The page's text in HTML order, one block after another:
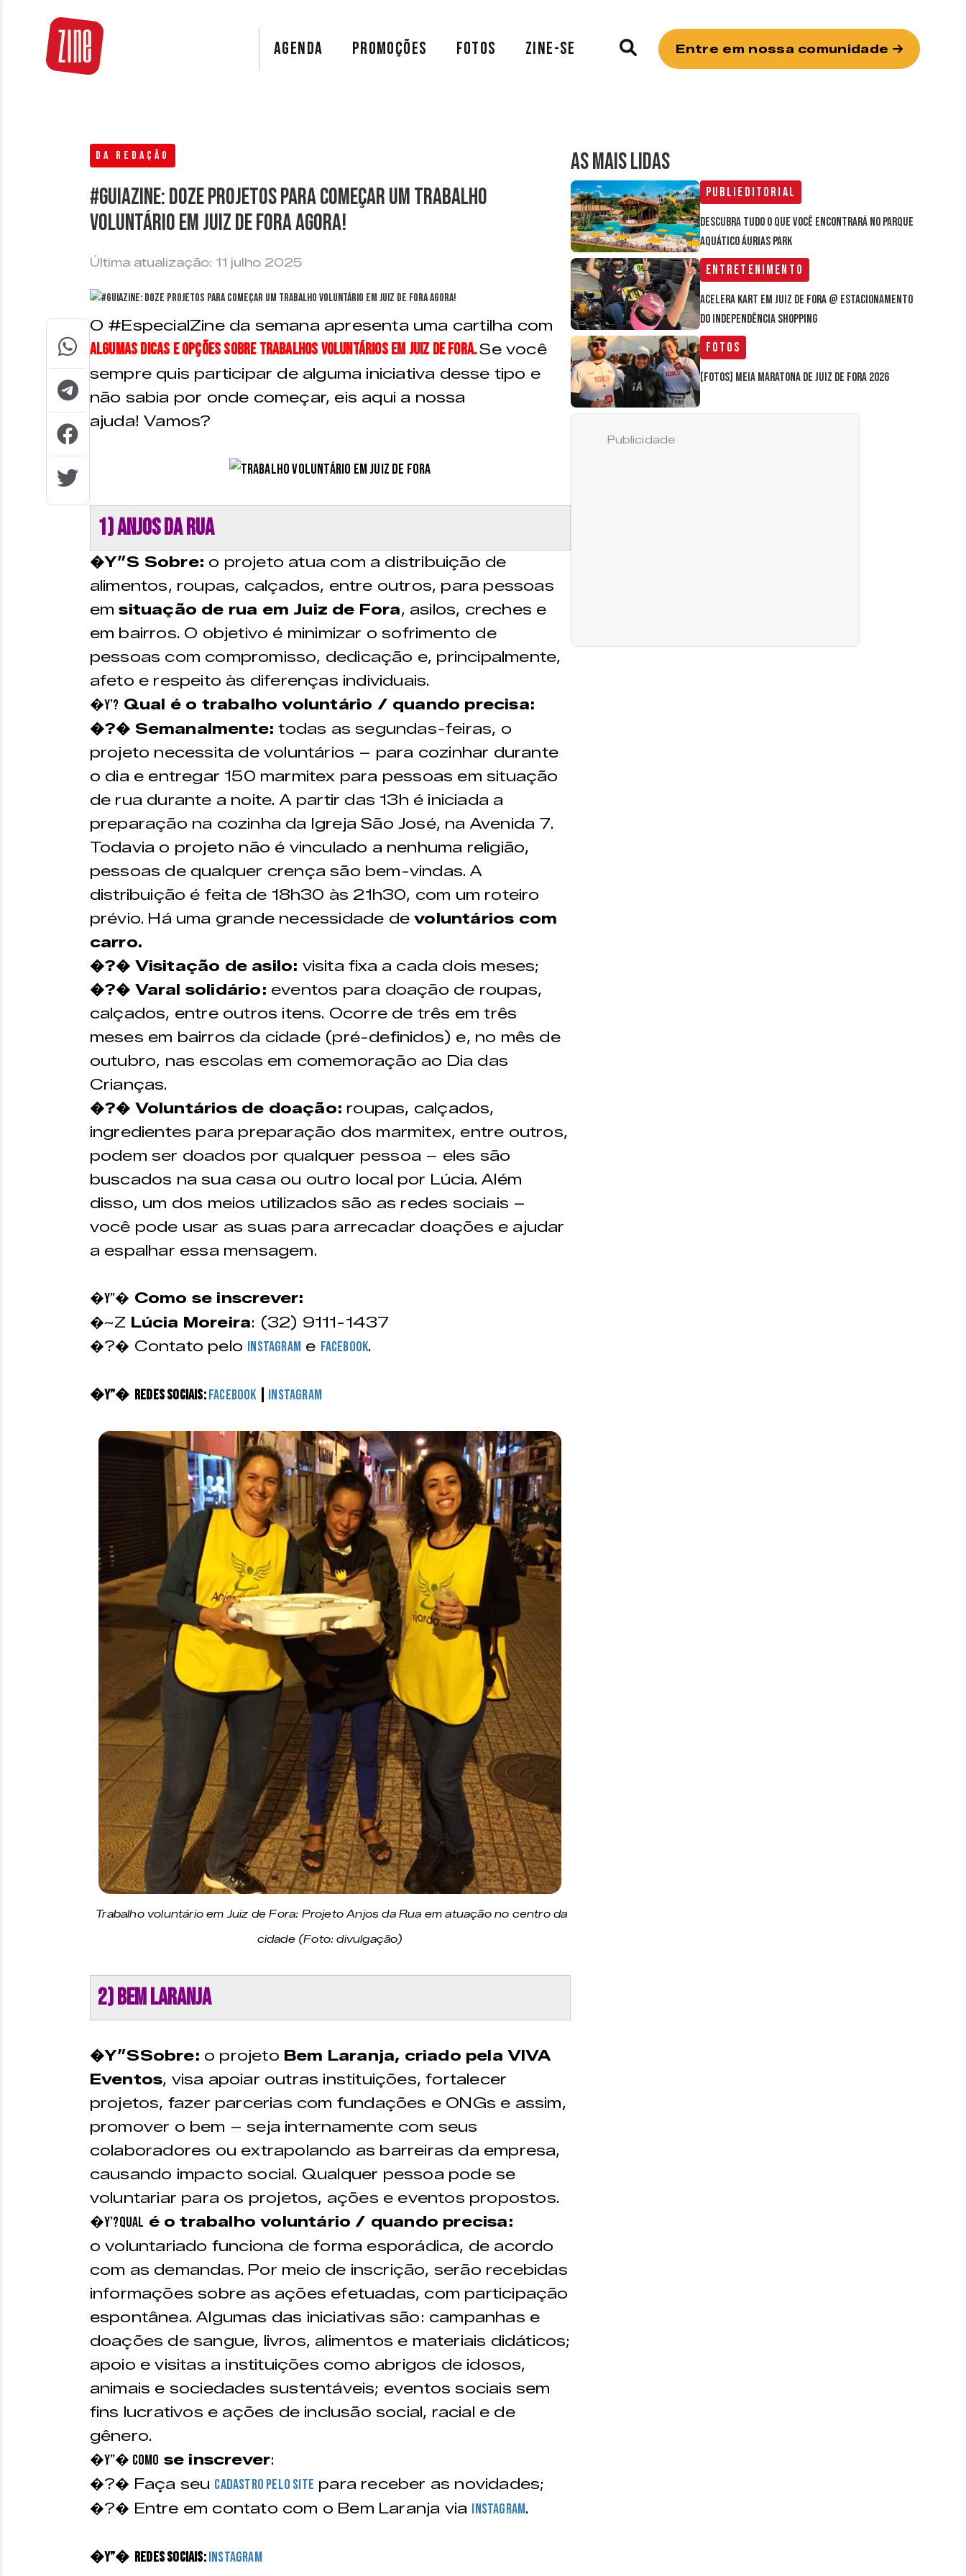
AGENDA PROMOÇÕES FOTOS ZINE-SE Entre em nossa comunidade
DA REDAÇÃO
#GuiaZine: Doze projetos para começar um trabalho
voluntário em Juiz de Fora agora!
Última atualização: 11 julho 2025
O #EspecialZine da semana apresenta uma cartilha com
algumas dicas e opções sobre trabalhos voluntários em Juiz de Fora.Se você
sempre quis participar de alguma iniciativa desse tipo e
não sabia por onde começar, eis aqui a nossa
ajuda! Vamos?
1) Anjos da Rua
�Y”S Sobre: o projeto atua com a distribuição de
alimentos, roupas, calçados, entre outros, para pessoas
em situação de rua em Juiz de Fora, asilos, creches e
em bairros. O objetivo é minimizar o sofrimento de
pessoas com compromisso, dedicação e, principalmente,
afeto e respeito às diferenças individuais.
�Y’? Qual é o trabalho voluntário / quando precisa:
�?� Semanalmente: todas as segundas-feiras, o
projeto necessita de voluntários – para cozinhar durante
o dia e entregar 150 marmitex para pessoas em situação
de rua durante a noite. A partir das 13h é iniciada a
preparação na cozinha da Igreja São José, na Avenida 7.
Todavia o projeto não é vinculado a nenhuma religião,
pessoas de qualquer crença são bem-vindas. A
distribuição é feita de 18h30 às 21h30, com um roteiro
prévio. Há uma grande necessidade devoluntários com
carro.
�?� Visitação de asilo: visita fixa a cada dois meses;
�?� Varal solidário: eventos para doação de roupas,
calçados, entre outros itens. Ocorre de três em três
meses em bairros da cidade (pré-definidos) e, no mês de
outubro, nas escolas em comemoração ao Dia das
Crianças.
�?� Voluntários de doação: roupas, calçados,
ingredientes para preparação dos marmitex, entre outros,
podem ser doados por qualquer pessoa – eles são
buscados na sua casa ou outro local por Lúcia. Além
disso, um dos meios utilizados são as redes sociais –
você pode usar as suas para arrecadar doações e ajudar
a espalhar essa mensagem.
�Y”� Como se inscrever:
�~Z Lúcia Moreira: (32) 9111-1437
�?� Contato pelo Instagram e Facebook.
�Y”� Redes sociais:Facebook Instagram
Trabalho voluntário em Juiz de Fora: Projeto Anjos da Rua em atuação no centro da
cidade (Foto: divulgação)
2) Bem Laranja
�Y”SSobre: o projeto Bem Laranja, criado pela VIVA
Eventos, visa apoiar outras instituições, fortalecer
projetos, fazer parcerias com fundações e ONGs e assim,
promover o bem – seja internamente com seus
colaboradores ou extrapolando as barreiras da empresa,
causando impacto social. Qualquer pessoa pode se
voluntariar para os projetos, ações e eventos propostos.
�Y’?Qual é o trabalho voluntário / quando precisa:
o voluntariado funciona de forma esporádica, de acordo
com as demandas. Por meio de inscrição, serão recebidas
informações sobre as ações efetuadas, com participação
espontânea. Algumas das iniciativas são: campanhas e
doações de sangue, livros, alimentos e materiais didáticos;
apoio e visitas a instituições como abrigos de idosos,
animais e sociedades sustentáveis; eventos sociais sem
fins lucrativos e ações de inclusão social, racial e de
gênero.
�Y”� Como se inscrever:
�?� Faça seu cadastro pelo site para receber as novidades;
�?� Entre em contato com o Bem Laranja via Instagram.
�Y”� Redes sociais:Instagram
AS MAIS LIDAS
Publieditorial
Descubra tudo o que você encontrará no parque
aquático Áurias Park
Entretenimento
Acelera Kart em Juiz de Fora @ estacionamento
do Independência Shopping
Fotos
[FOTOS] Meia Maratona de Juiz de Fora 2026
Publicidade